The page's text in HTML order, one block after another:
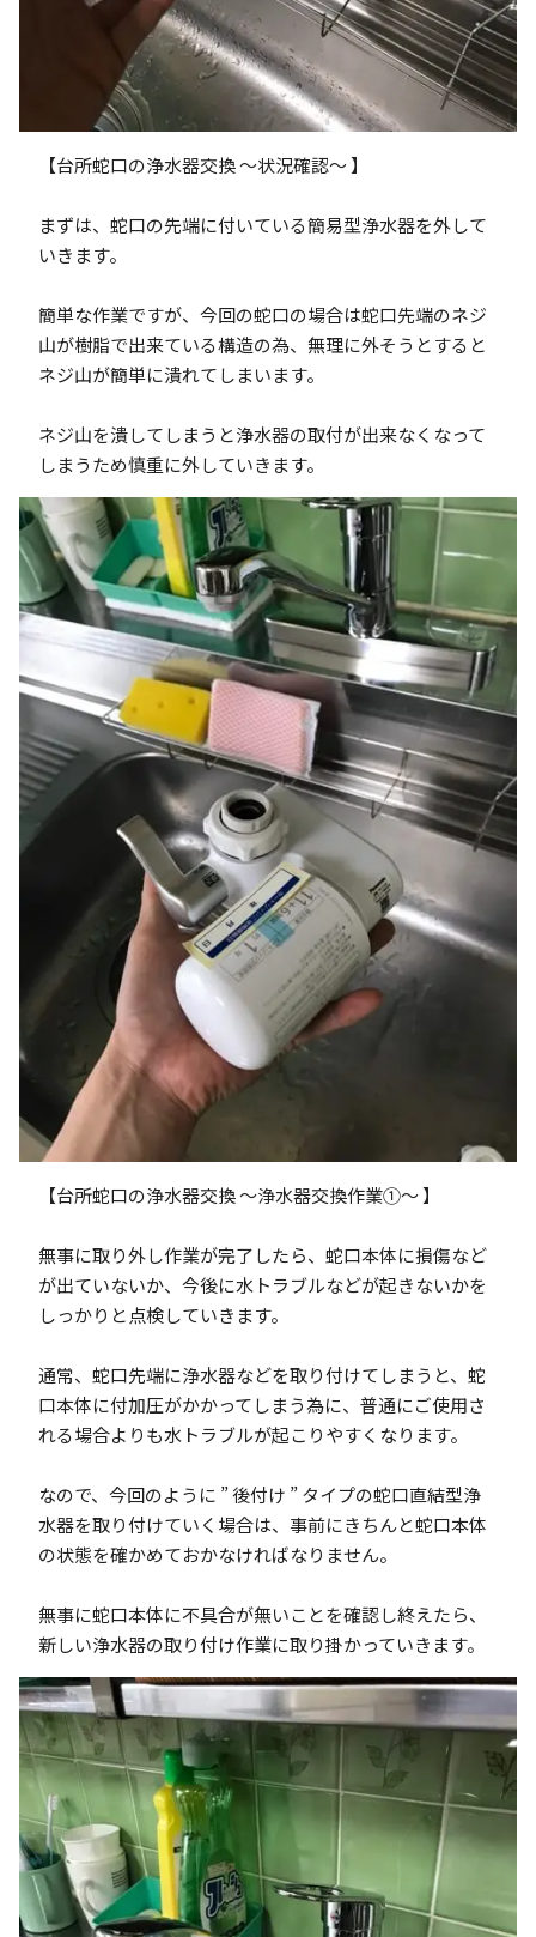
【台所蛇口の浄水器交換 ～状況確認～ 】
まずは、蛇口の先端に付いている簡易型浄水器を外して
いきます。
簡単な作業ですが、今回の蛇口の場合は蛇口先端のネジ
山が樹脂で出来ている構造の為、無理に外そうとすると
ネジ山が簡単に潰れてしまいます。
ネジ山を潰してしまうと浄水器の取付が出来なくなって
しまうため慎重に外していきます。
【台所蛇口の浄水器交換 ～浄水器交換作業①～ 】
無事に取り外し作業が完了したら、蛇口本体に損傷など
が出ていないか、今後に水トラブルなどが起きないかを
しっかりと点検していきます。
通常、蛇口先端に浄水器などを取り付けてしまうと、蛇
口本体に付加圧がかかってしまう為に、普通にご使用さ
れる場合よりも水トラブルが起こりやすくなります。
なので、今回のように ” 後付け ” タイプの蛇口直結型浄
水器を取り付けていく場合は、事前にきちんと蛇口本体
の状態を確かめておかなければなりません。
無事に蛇口本体に不具合が無いことを確認し終えたら、
新しい浄水器の取り付け作業に取り掛かっていきます。